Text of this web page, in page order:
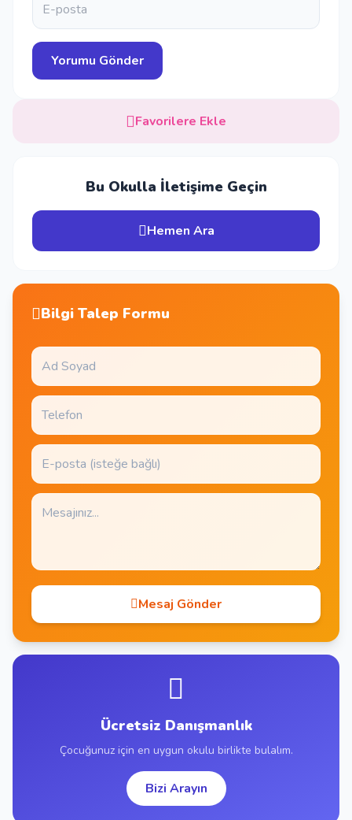
Favorilere Ekle
Bu Okulla İletişime Geçin
Hemen Ara
Bilgi Talep Formu
Mesaj Gönder
Ücretsiz Danışmanlık
Çocuğunuz için en uygun okulu birlikte bulalım.
Bizi Arayın